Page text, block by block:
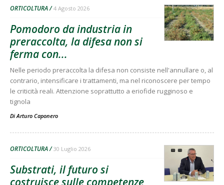
ORTICOLTURA 4 Agosto 2026
Pomodoro da industria in
preraccolta, la difesa non si
ferma con...
Nelle periodo preraccolta la difesa non consiste nell'annullare o, al
contrario, intensificare i trattamenti, ma nel riconoscere per tempo
le criticità reali. Attenzione soprattutto a eriofide rugginoso e
tignola
Di Arturo Caponero
ORTICOLTURA 30 Luglio 2026
Substrati, il futuro si
costruisce sulle competenze